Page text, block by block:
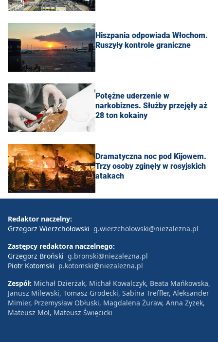
Hiszpania odpowiada Włochom.
Ruszyły kontrole graniczne
Potężne uderzenie w
narkobiznes. Służby przejęły aż
28 ton kokainy
Dramatyczna noc pod Kijowem.
Trzy osoby zginęły w rosyjskich
atakach
Redaktor naczelny:
Grzegorz Wierzchołowski g.wierzcholowski@niezalezna.pl
Zastępcy redaktora naczelnego:
Grzegorz Broński g.bronski@niezalezna.pl
Piotr Kotomski p.kotomski@niezalezna.pl
Zespół: Michał Dzierżak, Michał Kowalczyk, Beata Mańkowska,
Janusz Milewski, Tomasz Grodecki, Sabina Treffler, Aleksander
Mimier, Przemysław Obłuski, Magdalena Żuraw, Anna Zyzek,
Mateusz Mol, Mateusz Święcicki